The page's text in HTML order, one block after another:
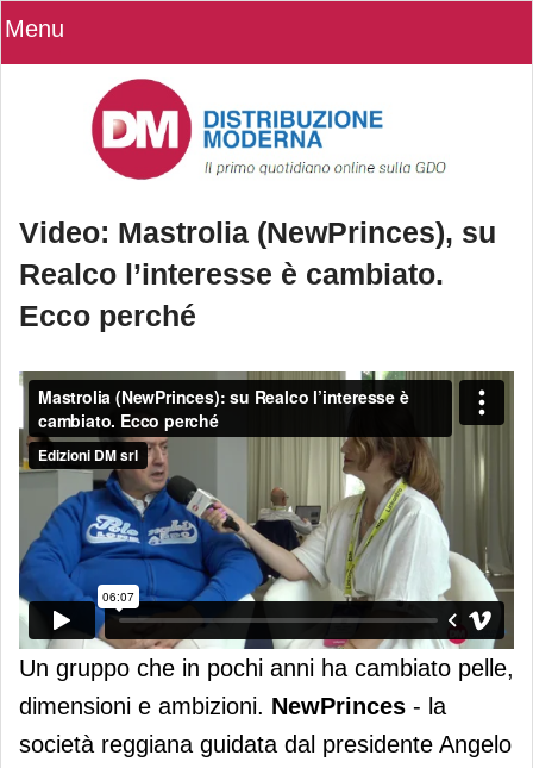
Menu
Video: Mastrolia (NewPrinces), su
Realco l’interesse è cambiato.
Ecco perché
Video: Mastrolia (NewPrinces), su
Realco l’interesse è cambiato. Ecco
perché
Un gruppo che in pochi anni ha cambiato pelle,
dimensioni e ambizioni. NewPrinces - la
società reggiana guidata dal presidente Angelo